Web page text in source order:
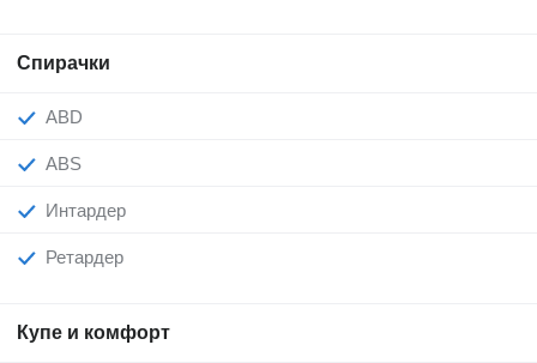
Спирачки
ABD
ABS
Интардер
Ретардер
Купе и комфорт